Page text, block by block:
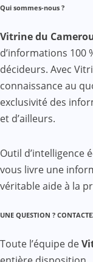
Qui sommes-nous ?
Vitrine du
d’informations 100
décideurs. Avec
connaissance au
exclusivité des
et d’ailleurs.
Outil d’intelligence
vous livre une
véritable aide à la
UNE QUESTION ?
Toute l’équipe de